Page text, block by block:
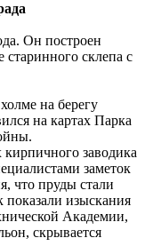
Он построен
склепа с
на берегу
на картах Парка
заводика
заметок
что пруды стали
изыскания
Академии,
скрывается